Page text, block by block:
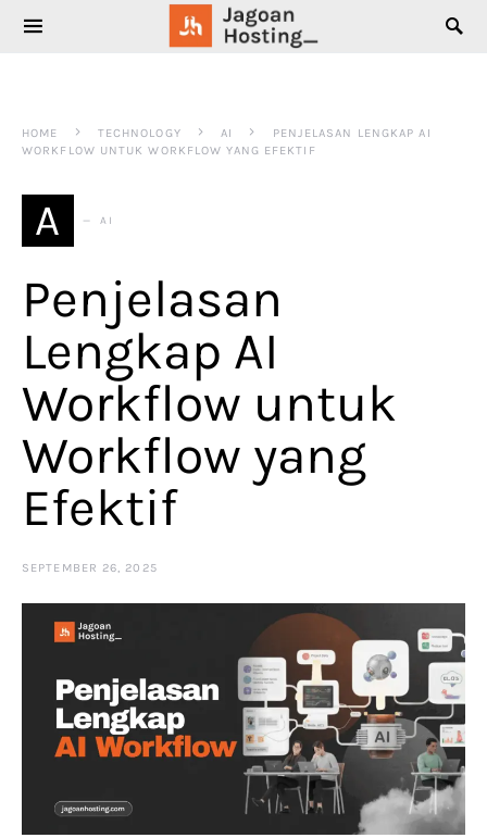
SEARCH FOR:
HOME TECHNOLOGY AI
PENJELASAN LENGKAP AI
WORKFLOW UNTUK WORKFLOW YANG EFEKTIF
A AI
Penjelasan
Lengkap AI
Workflow untuk
Workflow yang
Efektif
SEPTEMBER 26, 2025